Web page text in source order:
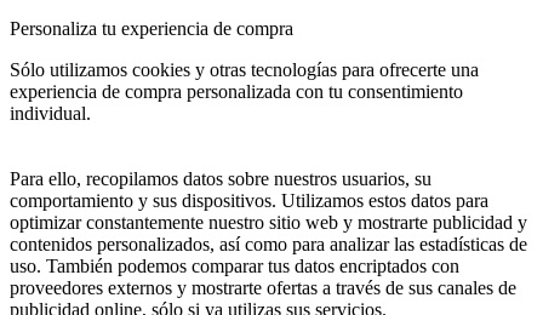
Personaliza tu experiencia de compra
Sólo utilizamos cookies y otras tecnologías para ofrecerte una
experiencia de compra personalizada con tu consentimiento
individual.
Para ello, recopilamos datos sobre nuestros usuarios, su
comportamiento y sus dispositivos. Utilizamos estos datos para
optimizar constantemente nuestro sitio web y mostrarte publicidad y
contenidos personalizados, así como para analizar las estadísticas de
uso. También podemos comparar tus datos encriptados con
proveedores externos y mostrarte ofertas a través de sus canales de
publicidad online, sólo si ya utilizas sus servicios.